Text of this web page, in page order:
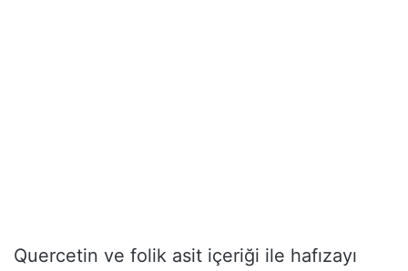
Quercetin ve folik asit içeriği ile hafızayı